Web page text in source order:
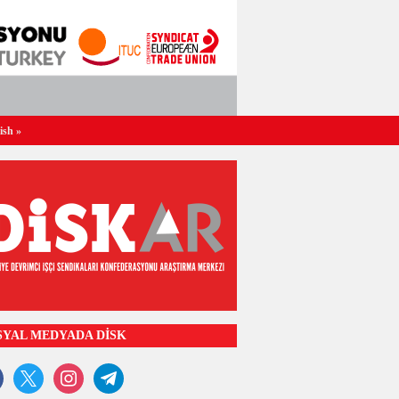
»
MEDYADA DİSK
x instagramtelegram